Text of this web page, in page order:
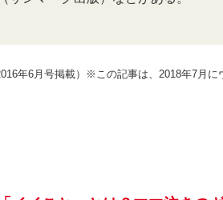
年6月号掲載）※この記事は、2018年7月